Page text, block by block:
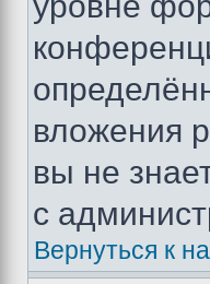
вложения
вы не
с
Вернуться к